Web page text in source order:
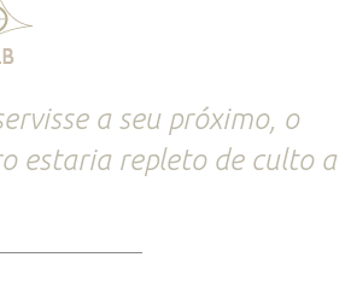
a seu próximo, o
estaria repleto de culto a